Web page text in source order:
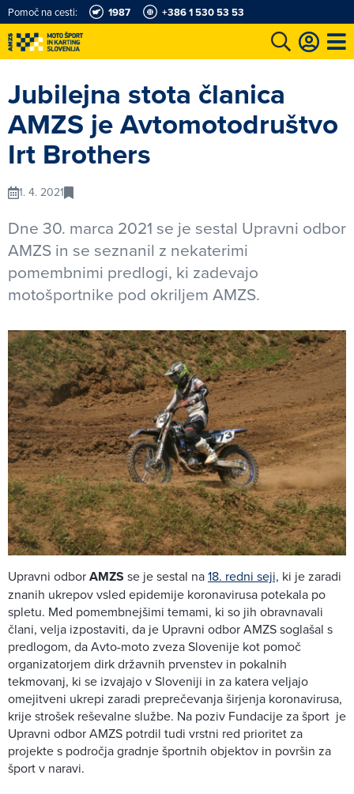
Pomoč na cesti: 1987 +386 1 530 53 53
Jubilejna stota članica
AMZS je Avtomotodruštvo
Irt Brothers
1. 4. 2021
Dne 30. marca 2021 se je sestal Upravni odbor
AMZS in se seznanil z nekaterimi
pomembnimi predlogi, ki zadevajo
motošportnike pod okriljem AMZS.
Upravni odborAMZS se je sestal na18. redni seji, ki je zaradi
znanih ukrepov vsled epidemije koronavirusa potekala po
spletu. Med pomembnejšimi temami, ki so jih obravnavali
člani, velja izpostaviti, da je Upravni odbor AMZS soglašal s
predlogom, da Avto-moto zveza Slovenije kot pomoč
organizatorjem dirk državnih prvenstev in pokalnih
tekmovanj, ki se izvajajo v Sloveniji in za katera veljajo
omejitveni ukrepi zaradi preprečevanja širjenja koronavirusa,
krije strošek reševalne službe. Na poziv Fundacije za šport je
Upravni odbor AMZS potrdil tudi vrstni red prioritet za
projekte s področja gradnje športnih objektov in površin za
šport v naravi.